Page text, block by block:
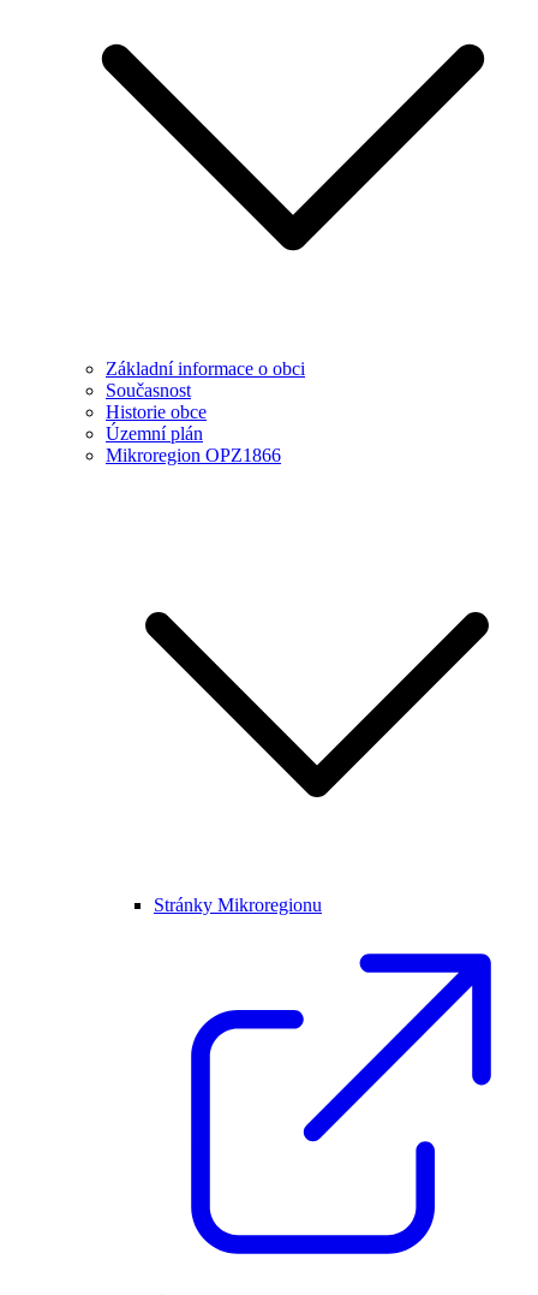
Základní informace o obci
Současnost
Historie obce
Územní plán
Mikroregion OPZ1866
Stránky Mikroregionu